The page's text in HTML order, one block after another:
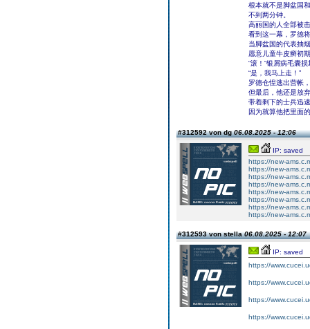
根本就不是脚盆国
不到两分钟。
高丽国的人全部被
看到这一幕，罗德
当脚盆国的代表抽
愿意儿童牛皮癣初
“滚！”银屑病毛囊损
“是，我马上走！”
罗德仓惶逃出营帐
但最后，他还是放
带着剩下的士兵迅
因为就算他把里面
#312592 von dg06.08.2025 - 12:06
IP: saved
https://new-
https://new-
https://new-
https://new-
https://new-
https://new-
https://new-
https://new-
#312593 von stella06.08.2025 - 12:07
IP: saved
https://
https://
https://
https://